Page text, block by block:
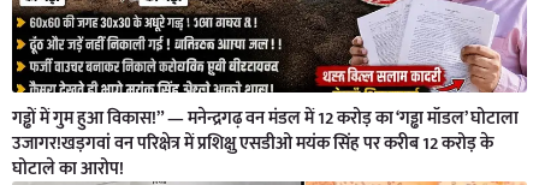
गड्ढों में गुम हुआ विकास!” — मनेन्द्रगढ़ वन मंडल में 12 करोड़ का ‘गड्ढा मॉडल’ घोटाला
उजागर!खड़गवां वन परिक्षेत्र में प्रशिक्षु एसडीओ मयंक सिंह पर करीब 12 करोड़ के
घोटाले का आरोप!